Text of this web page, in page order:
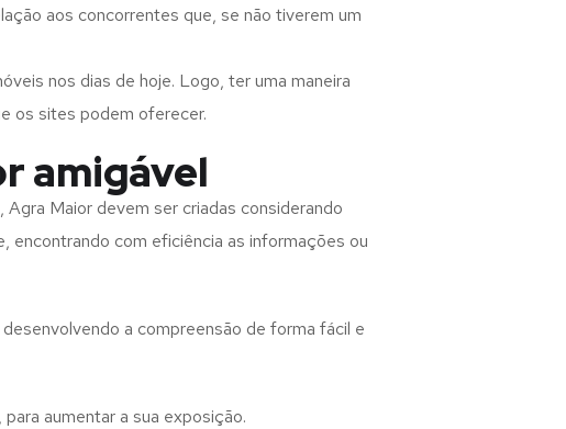
aos concorrentes que, se não tiverem um
nos dias de hoje. Logo, ter uma maneira
os sites podem oferecer.
amigável
Agra Maior devem ser criadas considerando
encontrando com eficiência as informações ou
a compreensão de forma fácil e
aumentar a sua exposição.